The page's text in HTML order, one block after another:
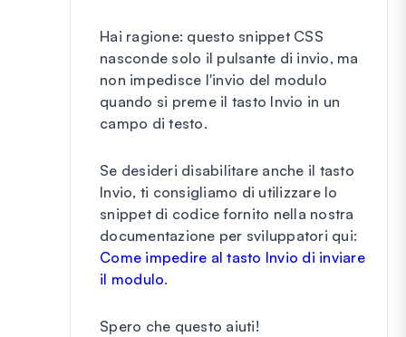
Hai ragione: questo snippet CSS
nasconde solo il pulsante di invio, ma
non impedisce l'invio del modulo
quando si preme il tasto Invio in un
campo di testo.
Se desideri disabilitare anche il tasto
Invio, ti consigliamo di utilizzare lo
snippet di codice fornito nella nostra
documentazione per sviluppatori qui:
Come impedire al tasto Invio di inviare
il modulo.
Spero che questo aiuti!